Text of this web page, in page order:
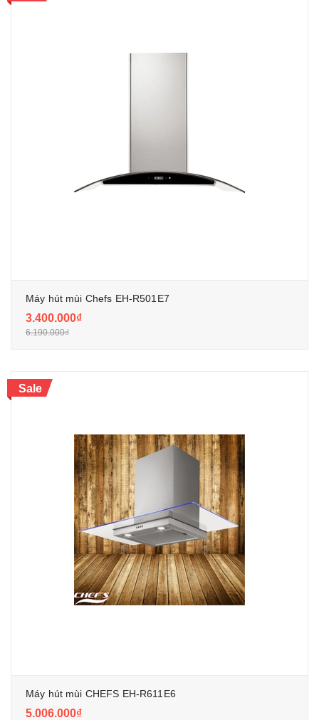
Máy hút mùi Chefs EH-R501E7
3.400.000₫
6.190.000₫
Sale
Máy hút mùi CHEFS EH-R611E6
5.006.000₫